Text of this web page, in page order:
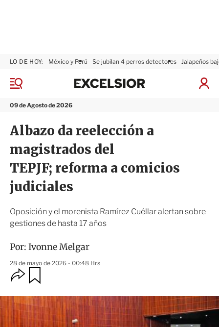
M
n
09 de Agosto de 2026
LO DE HOY: México y Perú Se jubilan 4 perros detectores Jalapeños
I
x
Albazo da reelección a
magistrados del
TEPJF; reforma a comicios
judiciales
Oposición y el morenista Ramírez Cuéllar alertan sobre
gestiones de hasta 17 años
Por: Ivonne Melgar
28 de mayo de 2026 - 00:48 Hrs
O
p
i
o
r
d